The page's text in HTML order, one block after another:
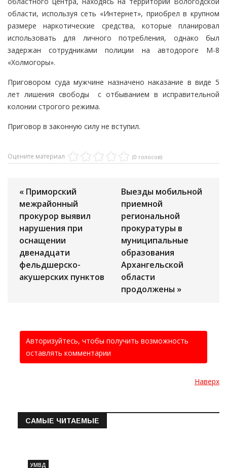
области, используя сеть «Интернет», приобрел в крупном
размере наркотические средства, которые планировал
использовать для личного потребления, однако был
задержан сотрудниками полиции на автодороге М-8
«Холмогоры».
Приговором суда мужчине назначено наказание в виде 5
лет лишения свободы с отбыванием в исправительной
колонии строгого режима.
Приговор в законную силу не вступил.
Оцените материал (0 голосов)
« Приморский
межрайонный
прокурор выявил
нарушения при
оснащении
двенадцати
фельдшерско-
акушерских пунктов
Выезды мобильной
приемной
региональной
прокуратуры в
муниципальные
образования
Архангельской
области
продолжены »
Авторизуйтесь, чтобы получить возможность
оставлять комментарии
Наверх
САМЫЕ ЧИТАЕМЫЕ
УМВД